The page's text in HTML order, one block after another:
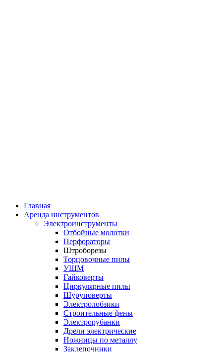
Главная
Аренда инструментов
Электроинструменты
Отбойные молотки
Перфораторы
Штроборезы
Торцовочные пилы
УШМ
Гайковерты
Циркулярные пилы
Шуруповерты
Электролобзики
Строительные фены
Электрорубанки
Дрели электрические
Ножницы по металлу
Заклепочники